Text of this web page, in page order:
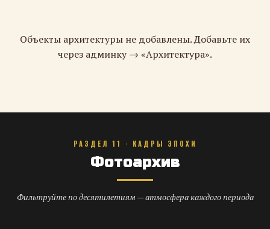
Объекты архитектуры не добавлены. Добавьте их
через админку → «Архитектура».
РАЗДЕЛ 11 · КАДРЫ ЭПОХИ
Фотоархив
Фильтруйте по десятилетиям — атмосфера каждого периода